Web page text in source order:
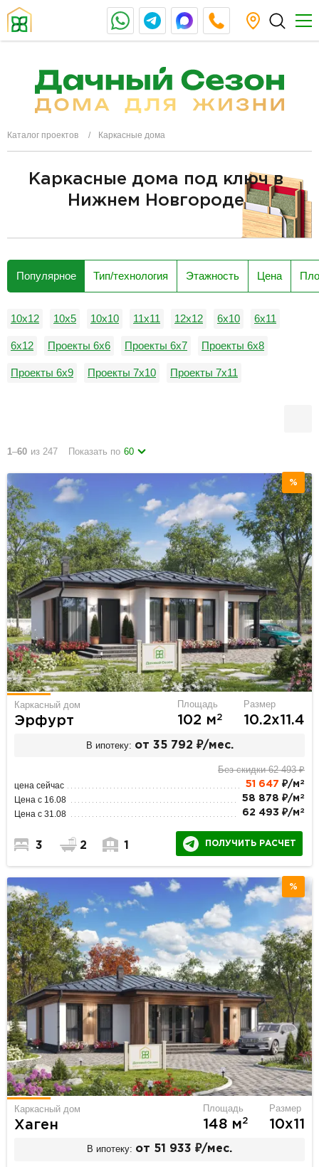
Каталог проектов Каркасные дома
Каркасные дома под ключ в
Нижнем Новгороде
Популярное Тип/технология Этажность Цена
10x12 10x5 10х10 11х11 12x12 6x10 6x11
6x12 Проекты 6х6 Проекты 6х7 Проекты 6х8
Проекты 6х9 Проекты 7х10 Проекты 7х11
1–60 из 247 Показать по 60
%
Каркасный дом
Эрфурт
Площадь
102 м2
Размер
10.2х11.4
В ипотеку: от 35 792 ₽/мес.
Без скидки 62 493 ₽
цена сейчас 51 647 ₽/м 2
Цена с 16.08 58 878 ₽/м 2
Цена с 31.08 62 493 ₽/м 2
3 2 1 ПОЛУЧИТЬ РАСЧЕТ
%
Каркасный дом
Хаген
Площадь
148 м2
Размер
10х11
В ипотеку: от 51 933 ₽/мес.